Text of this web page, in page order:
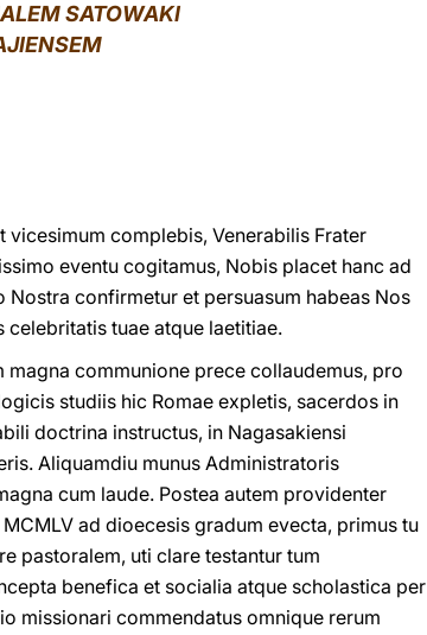
SATOWAKI
vicesimum complebis, Venerabilis Frater
eventu cogitamus, Nobis placet hanc ad
confirmetur et persuasum habeas Nos
tuae atque laetitiae.
communione prece collaudemus, pro
studiis hic Romae expletis, sacerdos in
doctrina instructus, in Nagasakiensi
Aliquamdiu munus Administratoris
cum laude. Postea autem providenter
ad dioecesis gradum evecta, primus tu
pastoralem, uti clare testantur tum
benefica et socialia atque scholastica per
missionari commendatus omnique rerum